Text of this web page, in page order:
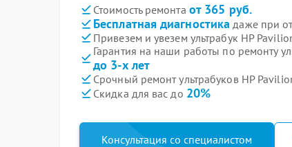
Стоимость ремонта от 365 руб.
Бесплатная диагностика даже при
Привезем и увезем ультрабук HP
Гарантия на наши работы по ремонту
до 3-х лет
Срочный ремонт ультрабуков HP
Скидка для вас до 20%
Консультация со специалистом